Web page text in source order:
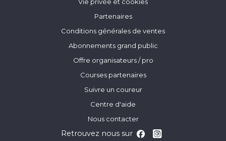
Vie privée et cookies
Partenaires
Conditions générales de ventes
Abonnements grand public
Offre organisateurs / pro
Courses partenaires
Suivre un coureur
Centre d'aide
Nous contacter
Retrouvez nous sur